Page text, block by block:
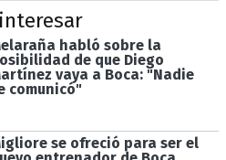
habló sobre la
de que Diego
vaya a Boca: "Nadie
comunicó"
se ofreció para ser el